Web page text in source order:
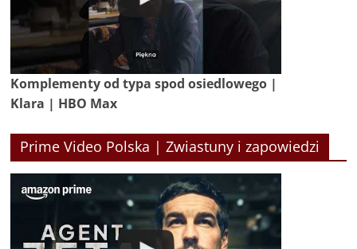
Komplementy od typa spod osiedlowego |
Klara | HBO Max
Prime Video Polska | Zwiastuny i zapowiedzi